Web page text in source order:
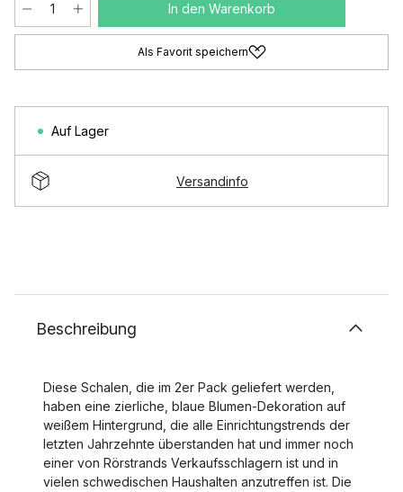
In den Warenkorb
Als Favorit speichern
Auf Lager
Versandinfo
Beschreibung
Diese Schalen, die im 2er Pack geliefert werden,
haben eine zierliche, blaue Blumen-Dekoration auf
weißem Hintergrund, die alle Einrichtungstrends der
letzten Jahrzehnte überstanden hat und immer noch
einer von Rörstrands Verkaufsschlagern ist und in
vielen schwedischen Haushalten anzutreffen ist. Die